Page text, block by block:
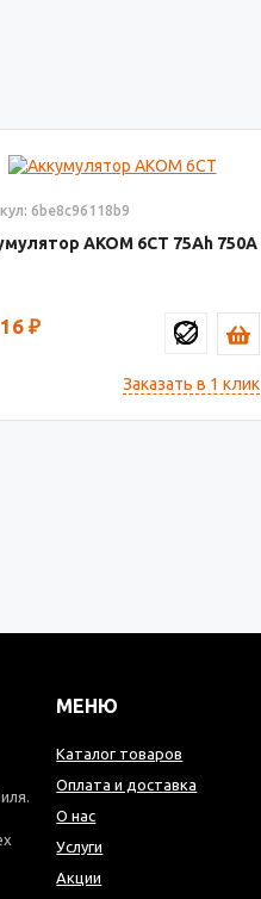
6be8c96118b9
AКОМ 6СТ 75 750
₽
Заказать в 1 клик
МЕНЮ
Каталог товаров
Оплата и доставка
О нас
Услуги
Акции